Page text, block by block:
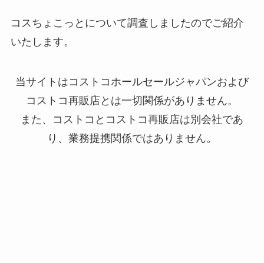
コスちょこっとについて調査しましたのでご紹介
いたします。
当サイトはコストコホールセールジャパンおよび
コストコ再販店とは一切関係がありません。
また、コストコとコストコ再販店は別会社であ
り、業務提携関係ではありません。